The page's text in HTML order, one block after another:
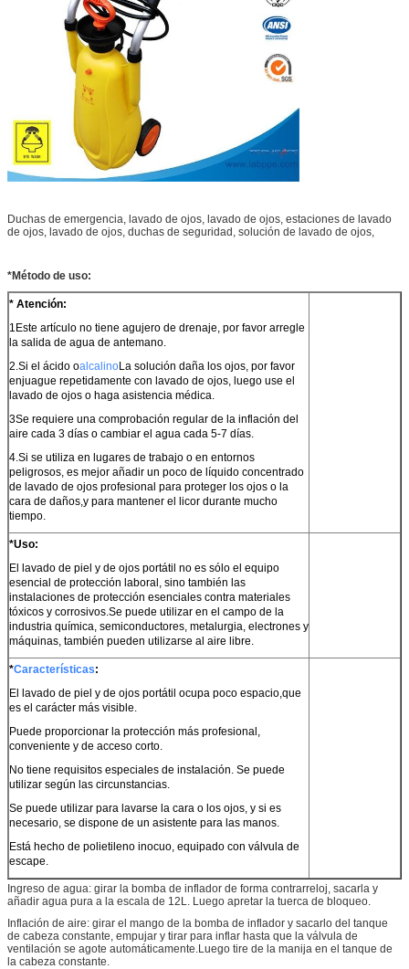
Duchas de emergencia, lavado de ojos, lavado de ojos, estaciones de lavado
de ojos, lavado de ojos, duchas de seguridad, solución de lavado de ojos,
*Método de uso:
* Atención:
1Este artículo no tiene agujero de drenaje, por favor arregle
la salida de agua de antemano.
2.Si el ácido oalcalinoLa solución daña los ojos, por favor
enjuague repetidamente con lavado de ojos, luego use el
lavado de ojos o haga asistencia médica.
3Se requiere una comprobación regular de la inflación del
aire cada 3 días o cambiar el agua cada 5-7 días.
4.Si se utiliza en lugares de trabajo o en entornos
peligrosos, es mejor añadir un poco de líquido concentrado
de lavado de ojos profesional para proteger los ojos o la
cara de daños,y para mantener el licor durante mucho
tiempo.
*Uso:
El lavado de piel y de ojos portátil no es sólo el equipo
esencial de protección laboral, sino también las
instalaciones de protección esenciales contra materiales
tóxicos y corrosivos.Se puede utilizar en el campo de la
industria química, semiconductores, metalurgia, electrones y
máquinas, también pueden utilizarse al aire libre.
*Características:
El lavado de piel y de ojos portátil ocupa poco espacio,que
es el carácter más visible.
Puede proporcionar la protección más profesional,
conveniente y de acceso corto.
No tiene requisitos especiales de instalación. Se puede
utilizar según las circunstancias.
Se puede utilizar para lavarse la cara o los ojos, y si es
necesario, se dispone de un asistente para las manos.
Está hecho de polietileno inocuo, equipado con válvula de
escape.
Ingreso de agua: girar la bomba de inflador de forma contrarreloj, sacarla y
añadir agua pura a la escala de 12L. Luego apretar la tuerca de bloqueo.
Inflación de aire: girar el mango de la bomba de inflador y sacarlo del tanque
de cabeza constante, empujar y tirar para inflar hasta que la válvula de
ventilación se agote automáticamente.Luego tire de la manija en el tanque de
la cabeza constante.